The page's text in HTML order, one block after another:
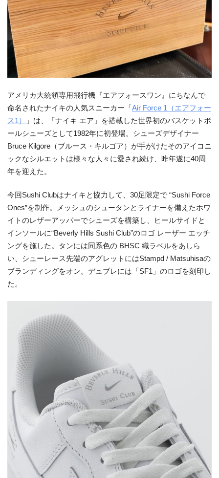
アメリカ大統領専用飛行機『エアフォースワン』にちなんで
命名されたナイキの人気スニーカー「 Air Force 1（エアフォー
ス1）
」は、「ナイキ エア」を搭載した世界初のバスケットボ
ールシューズとして1982年に初登場。シューズデザイナー
Bruce Kilgore（ブルース・キルゴア）が手がけたそのアイコニ
ックなシルエットは様々な人々に愛され続け、昨年遂に40周
年を迎えた。
今回Sushi Clubはナイキと協力して、30足限定で “Sushi Force
Ones”を制作。メッシュのシュータンとライナーを備えたホワ
イトのレザーアッパーでシューズを構築し、ヒールサイドと
インソールに“Beverly Hills Sushi Club”のロゴ レーザー エッチ
ングを施した。タンには同系色の BHSC 織ラベルをあしら
い、シューレース先端のアグレットにはStampd / Matsuhisaの
ブランディングをオン。デュブレには「SF1」のロゴを刻印し
た。